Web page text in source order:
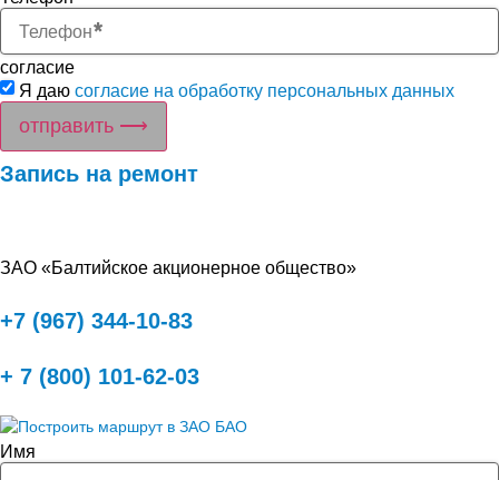
согласие
Я даю согласие на обработку персональных данных
отправить ⟶
Запись на ремонт
ЗАО «Балтийское акционерное общество»
+7 (967) 344-10-83
+ 7 (800) 101-62-03
Имя